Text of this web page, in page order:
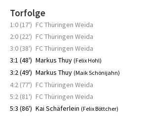
Torfolge
1:0 (17') FC Thüringen Weida
2:0 (22') FC Thüringen Weida
3:0 (38') FC Thüringen Weida
3:1 (48') Markus Thuy (Felix Hohl)
3:2 (49') Markus Thuy (Maik Schönijahn)
4:2 (77') FC Thüringen Weida
5:2 (81') FC Thüringen Weida
5:3 (86') Kai Schäferlein (Felix Böttcher)